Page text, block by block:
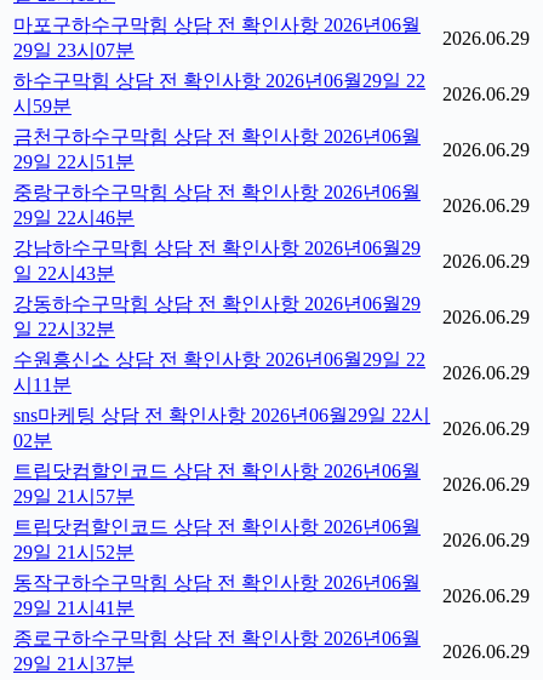
마포구하수구막힘 상담 전 확인사항 2026년06월
29일 23시07분
2026.06.29
하수구막힘 상담 전 확인사항 2026년06월29일 22
시59분
2026.06.29
금천구하수구막힘 상담 전 확인사항 2026년06월
29일 22시51분
2026.06.29
중랑구하수구막힘 상담 전 확인사항 2026년06월
29일 22시46분
2026.06.29
강남하수구막힘 상담 전 확인사항 2026년06월29
일 22시43분
2026.06.29
강동하수구막힘 상담 전 확인사항 2026년06월29
일 22시32분
2026.06.29
수원흥신소 상담 전 확인사항 2026년06월29일 22
시11분
2026.06.29
sns마케팅 상담 전 확인사항 2026년06월29일 22시
02분
2026.06.29
트립닷컴할인코드 상담 전 확인사항 2026년06월
29일 21시57분
2026.06.29
트립닷컴할인코드 상담 전 확인사항 2026년06월
29일 21시52분
2026.06.29
동작구하수구막힘 상담 전 확인사항 2026년06월
29일 21시41분
2026.06.29
종로구하수구막힘 상담 전 확인사항 2026년06월
29일 21시37분
2026.06.29